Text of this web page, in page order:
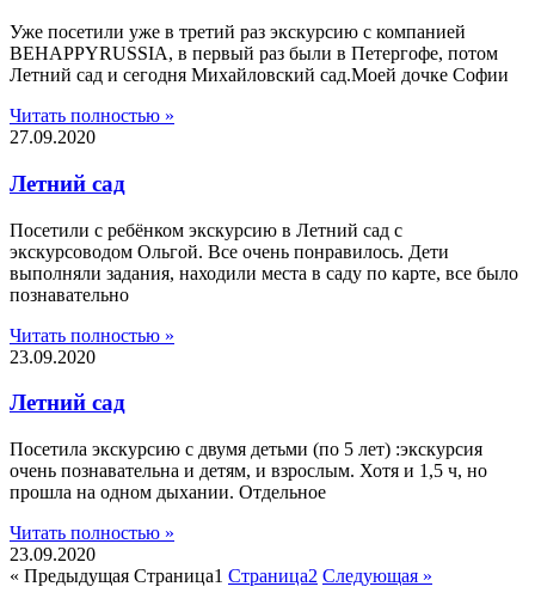
Уже посетили уже в третий раз экскурсию с компанией
BEHAPPYRUSSIA, в первый раз были в Петергофе, потом
Летний сад и сегодня Михайловский сад.Моей дочке Софии
Читать полностью »
27.09.2020
Летний сад
Посетили с ребёнком экскурсию в Летний сад с
экскурсоводом Ольгой. Все очень понравилось. Дети
выполняли задания, находили места в саду по карте, все было
познавательно
Читать полностью »
23.09.2020
Летний сад
Посетила экскурсию с двумя детьми (по 5 лет) :экскурсия
очень познавательна и детям, и взрослым. Хотя и 1,5 ч, но
прошла на одном дыхании. Отдельное
Читать полностью »
23.09.2020
« Предыдущая Страница1 Страница2 Следующая »